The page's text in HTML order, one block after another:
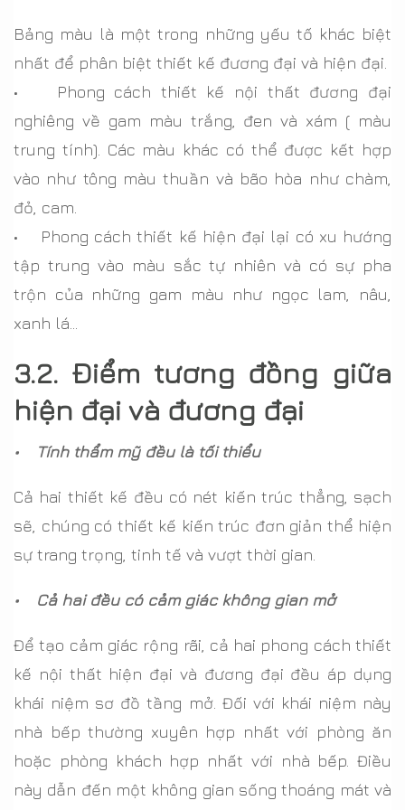
Bảng màu là một trong những yếu tố khác biệt
nhất để phân biệt thiết kế đương đại và hiện đại.
• Phong cách thiết kế nội thất đương đại
nghiêng về gam màu trắng, đen và xám ( màu
trung tính). Các màu khác có thể được kết hợp
vào như tông màu thuần và bão hòa như chàm,
đỏ, cam.
• Phong cách thiết kế hiện đại lại có xu hướng
tập trung vào màu sắc tự nhiên và có sự pha
trộn của những gam màu như ngọc lam, nâu,
xanh lá…
3.2. Điểm tương đồng giữa
hiện đại và đương đại
• Tính thẩm mỹ đều là tối thiểu
Cả hai thiết kế đều có nét kiến trúc thẳng, sạch
sẽ, chúng có thiết kế kiến trúc đơn giản thể hiện
sự trang trọng, tinh tế và vượt thời gian.
• Cả hai đều có cảm giác không gian mở
Để tạo cảm giác rộng rãi, cả hai phong cách thiết
kế nội thất hiện đại và đương đại đều áp dụng
khái niệm sơ đồ tầng mở. Đối với khái niệm này
nhà bếp thường xuyên hợp nhất với phòng ăn
hoặc phòng khách hợp nhất với nhà bếp. Điều
này dẫn đến một không gian sống thoáng mát và